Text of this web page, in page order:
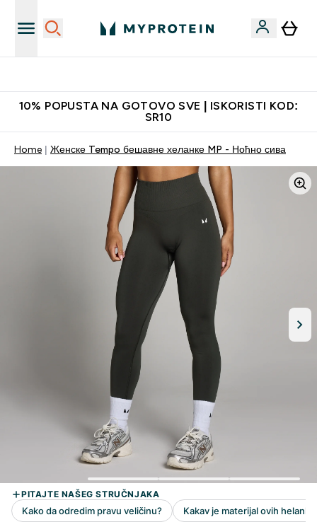
10% POPUSTA NA GOTOVO SVE | ISKORISTI KOD:
SR10
Home Женске Tempo бешавне хеланке MP - Ноћно сива